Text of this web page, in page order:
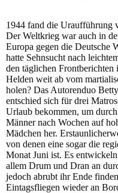
1944 fand die Uraufführung
Der Weltkrieg war auch in
Europa gegen die Deutsche
hatte Sehnsucht nach
den täglichen Frontberichten
Helden weit ab vom
holen? Das Autorenduo
entschied sich für drei
Urlaub bekommen, um
Männer nach Wochen auf
Mädchen her.
von denen eine sogar die
Monat Juni ist. Es
allem Drum und Dran an
jedoch abrubt ihr Ende
Eintagsfliegen wieder an